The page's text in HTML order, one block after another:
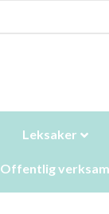
Leksaker
Offentlig